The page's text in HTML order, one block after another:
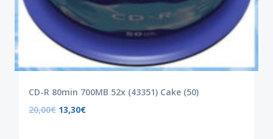
CD-R 80min 700MB 52x (43351) Cake (50)
20,00€ 13,30€